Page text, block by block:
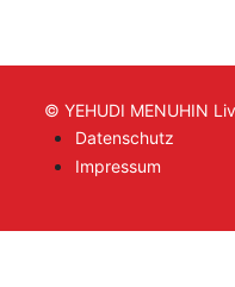
© YEHUDI MENUHIN
Datenschutz
Impressum